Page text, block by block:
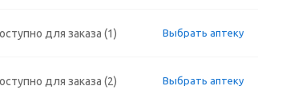
для заказа (1) Выбрать аптеку
для заказа (2) Выбрать аптеку